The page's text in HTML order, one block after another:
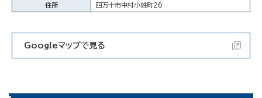
住所 四万十市中村小姓町26
Googleマップで見る